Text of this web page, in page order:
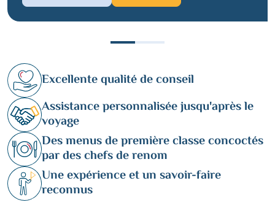
Excellente qualité de conseil
Assistance personnalisée jusqu'après le
voyage
Des menus de première classe concoctés
par des chefs de renom
Une expérience et un savoir-faire
reconnus